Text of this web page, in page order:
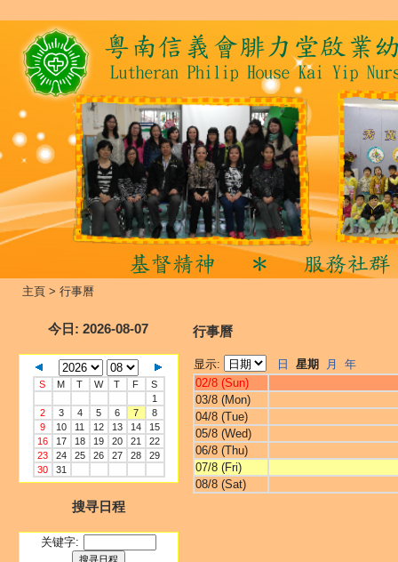
主頁 > 行事曆
今日 : 2026-08-07
S M T W T F
S
1
2
3 4 5 6 7
8
9
10 11 12 13 14
15
16
17 18 19 20 21
22
23
24 25 26 27 28
29
30
31
搜寻日程
关键字:
行事曆
显示: 日 星期 月
年
02/8 (Sun)
03/8 (Mon)
04/8 (Tue)
05/8 (Wed)
06/8 (Thu)
07/8 (Fri)
08/8 (Sat)